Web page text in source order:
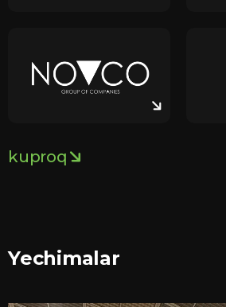
kuproq
Yechimalar